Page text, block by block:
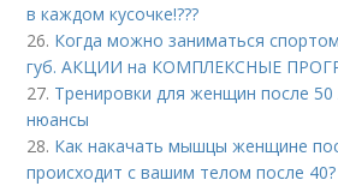
в каждом кусочке!???
26. Когда можно заниматься
губ. АКЦИИ на КОМПЛЕКСНЫЕ
27. Тренировки для женщин после
нюансы
28. Как накачать мышцы женщине
происходит с вашим телом после 40?